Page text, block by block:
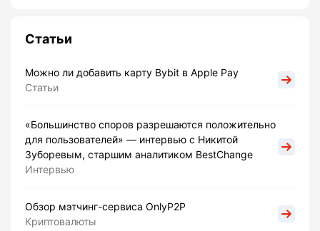
Статьи
Можно ли добавить карту Bybit в Apple Pay
Статьи
«Большинство споров разрешаются положительно
для пользователей» — интервью с Никитой
Зуборевым, старшим аналитиком BestChange
Интервью
Обзор мэтчинг-сервиса OnlyP2P
Криптовалюты